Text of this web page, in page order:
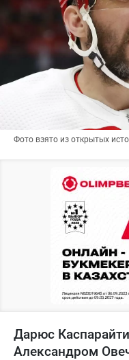
Фото взято из открытых
Дарюс
Александром